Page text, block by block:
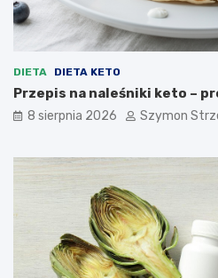
DIETA DIETA KETO
Przepis na naleśniki keto –
8 sierpnia 2026 Szymon